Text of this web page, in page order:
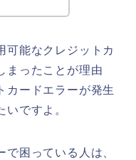
可能なクレジットカ
まったことが理由
カードエラーが発生
ですよ。
困っている人は、